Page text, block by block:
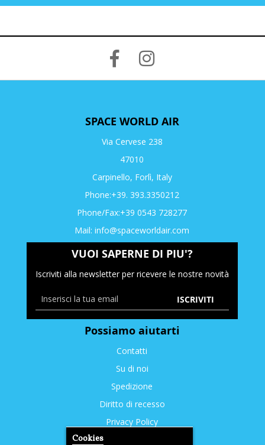
Cookies
SPACE WORLD AIR
Via Cervese 238
47010
Carpinello, Forlì, Italy
Phone:+39. 393.3350212
Phone/Fax:+39 0543 728277
Mail: info@spaceworldair.com
VUOI SAPERNE DI PIU'?
Iscriviti alla newsletter per ricevere le nostre novità
ISCRIVITI
Possiamo aiutarti
Contatti
Su di noi
Spedizione
Diritto di recesso
Privacy Policy